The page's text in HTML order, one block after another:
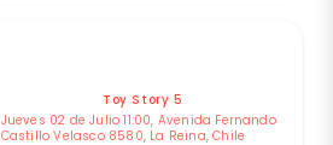
Toy Story 5
Jueves 02 de Julio 11:00, Avenida Fernando
Castillo Velasco 8580, La Reina, Chile